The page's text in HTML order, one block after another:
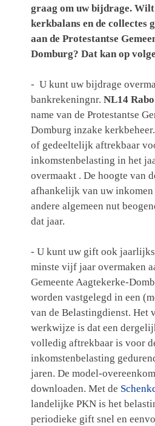
graag om uw bijdrage. Wilt
kerkbalans en de collectes
aan de Protestantse
Domburg? Dat kan op
- U kunt uw bijdrage
bankrekeningnr. NL14
name van de Protestantse
Domburg inzake
of gedeeltelijk aftrekbaar
inkomstenbelasting in het
overmaakt . De hoogte van
afhankelijk van uw inkomen
andere algemeen nut
dat jaar.
- U kunt uw gift ook jaarlijks
minste vijf jaar overmaken
Gemeente Aagtekerke-
worden vastgelegd in een
van de Belastingdienst. Het
werkwijze is dat een
volledig aftrekbaar is voor
inkomstenbelasting
jaren. De model-
downloaden. Met de
landelijke PKN is het
periodieke gift snel en